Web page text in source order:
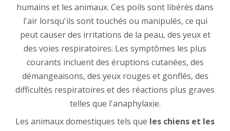
humains et les animaux. Ces poils sont libérés dans
l'air lorsqu'ils sont touchés ou manipulés, ce qui
peut causer des irritations de la peau, des yeux et
des voies respiratoires. Les symptômes les plus
courants incluent des éruptions cutanées, des
démangeaisons, des yeux rouges et gonflés, des
difficultés respiratoires et des réactions plus graves
telles que l'anaphylaxie.
Les animaux domestiques tels que les chiens et les